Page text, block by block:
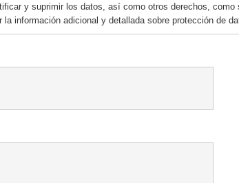
y suprimir los datos, así como otros derechos,
la información adicional y detallada sobre protección de